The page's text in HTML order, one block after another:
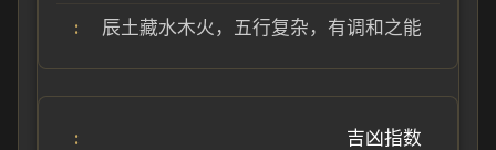
辰土藏水木火，五行复杂，有调和之能
吉凶指数